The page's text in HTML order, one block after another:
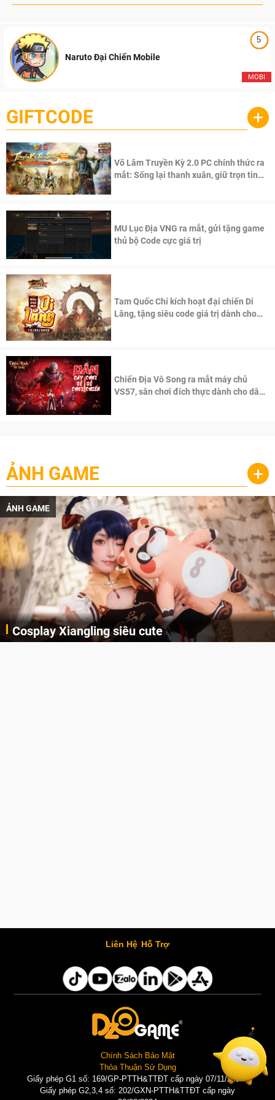
5
MOBI
Naruto Đại Chiến Mobile
GIFTCODE +
Võ Lâm Truyền Kỳ 2.0 PC chính thức ra
mắt: Sống lại thanh xuân, giữ trọn tinh
MU Lục Địa VNG ra mắt, gửi tặng game
thủ bộ Code cực giá trị
Tam Quốc Chí kích hoạt đại chiến Di
Lăng, tặng siêu code giá trị dành cho
Chiến Địa Vô Song ra mắt máy chủ
VS57, sân chơi đích thực dành cho dân
ẢNH GAME +
ẢNH GAME
Cosplay Xiangling siêu cute
Liên Hệ Hỗ Trợ
Chính Sách Bảo Mật
Thỏa Thuận Sử Dụng
Giấy phép G1 số: 169/GP-PTTH&TTĐT cấp ngày 07/11/2025 |
Giấy phép G2,3,4 số: 202/GXN-PTTH&TTĐT cấp ngày